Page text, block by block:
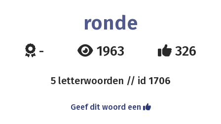
ronde
- 1963 326
5 letterwoorden // id 1706
Geef dit woord een